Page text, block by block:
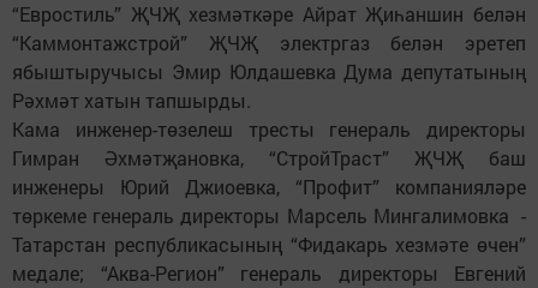
“Евростиль” ҖЧҖ хезмәткәре Айрат Җиһаншин белән
“Каммонтажстрой” ҖЧҖ электргаз белән эретеп
ябыштыручысы Эмир Юлдашевка Дума депутатының
Рәхмәт хатын тапшырды.
Кама инженер-төзелеш тресты генераль директоры
Гимран Әхмәтҗановка, “СтройТраст” ҖЧҖ баш
инженеры Юрий Джиоевка, “Профит” компанияләре
төркеме генераль директоры Марсель Мингалимовка -
Татарстан республикасының “Фидакарь хезмәте өчен”
медале; “Аква-Регион” генераль директоры Евгений